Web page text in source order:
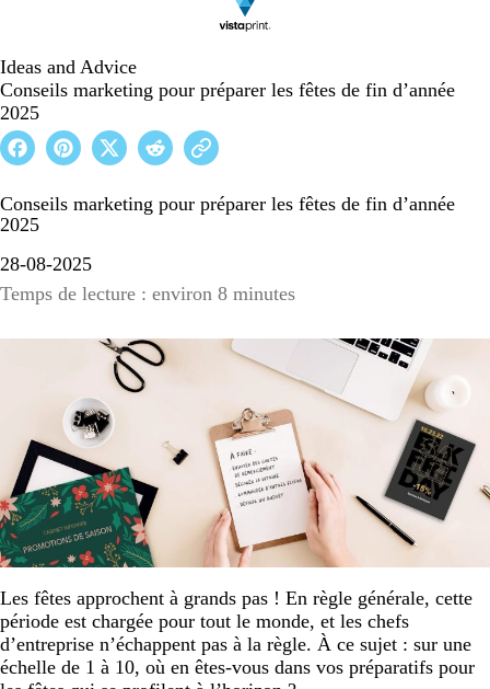
Ideas and Advice
Conseils marketing pour préparer les fêtes de fin d’année
2025
Conseils marketing pour préparer les fêtes de fin d’année
2025
28-08-2025
Temps de lecture : environ 8 minutes
Les fêtes approchent à grands pas ! En règle générale, cette
période est chargée pour tout le monde, et les chefs
d’entreprise n’échappent pas à la règle. À ce sujet : sur une
échelle de 1 à 10, où en êtes-vous dans vos préparatifs pour